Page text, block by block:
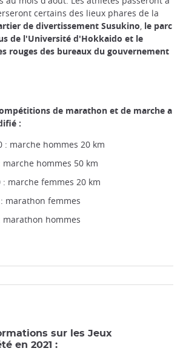
certains des lieux phares de la
de divertissement Susukino, le parc
de l'Université d'Hokkaido et le
rouges des bureaux du gouvernement
de marathon et de marche a
:
: marche hommes 20 km
hommes 50 km
marche femmes 20 km
marathon femmes
marathon hommes
sur les Jeux
en 2021 :